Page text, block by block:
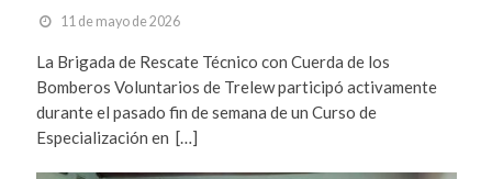
11 de mayo de 2026
La Brigada de Rescate Técnico con Cuerda de los
Bomberos Voluntarios de Trelew participó activamente
durante el pasado fin de semana de un Curso de
Especialización en […]